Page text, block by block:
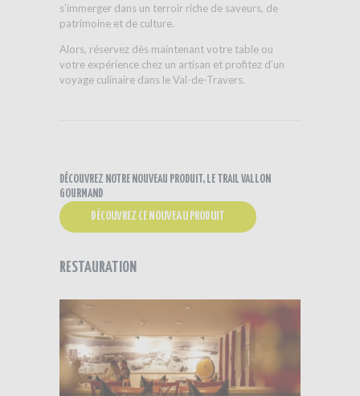
s’immerger dans un terroir riche de saveurs, de
patrimoine et de culture.
Alors, réservez dès maintenant votre table ou
votre expérience chez un artisan et profitez d’un
voyage culinaire dans le Val-de-Travers.
DÉCOUVREZ NOTRE NOUVEAU PRODUIT, LE TRAIL VALLON
GOURMAND
DÉCOUVREZ CE NOUVEAU PRODUIT
RESTAURATION